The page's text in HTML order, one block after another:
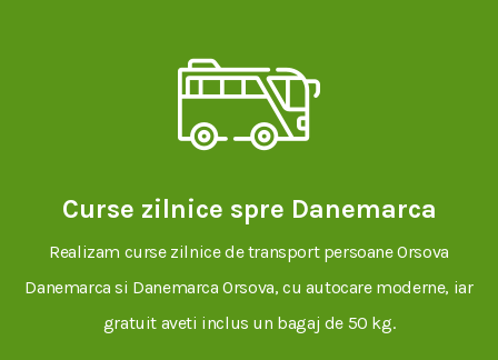
Curse zilnice spre Danemarca
Realizam curse zilnice de transport persoane Orsova
Danemarca si Danemarca Orsova, cu autocare moderne, iar
gratuit aveti inclus un bagaj de 50 kg.